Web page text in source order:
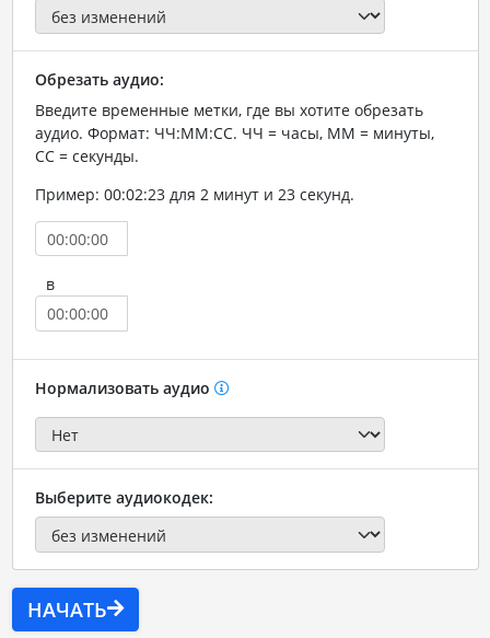
Обрезать аудио:
Введите временные метки, где вы хотите обрезать
аудио. Формат: ЧЧ:ММ:СС. ЧЧ = часы, ММ = минуты,
СС = секунды.
Пример: 00:02:23 для 2 минут и 23 секунд.
в
Нормализовать аудио
Выберите аудиокодек:
НАЧАТЬ